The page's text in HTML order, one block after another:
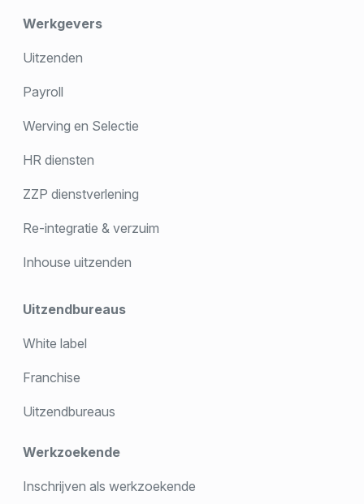
Werkgevers
Uitzenden
Payroll
Werving en Selectie
HR diensten
ZZP dienstverlening
Re-integratie & verzuim
Inhouse uitzenden
Uitzendbureaus
White label
Franchise
Uitzendbureaus
Werkzoekende
Inschrijven als werkzoekende